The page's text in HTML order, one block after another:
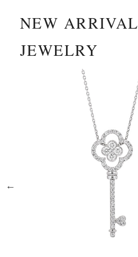
NEW ARRIVAL
JEWELRY